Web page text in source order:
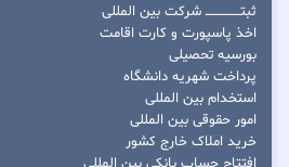
ثبتــــــــــــــــ شرکت بین المللی
اخذ پاسپورت و کارت اقامت
بورسیه تحصیلی
پرداخت شهریه دانشگاه
استخدام بین المللی
امور حقوقی بین المللی
خرید املاک خارج کشور